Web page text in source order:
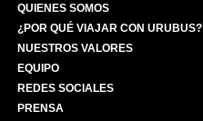
QUIENES SOMOS
¿POR QUÉ VIAJAR CON URUBUS?
NUESTROS VALORES
EQUIPO
REDES SOCIALES
PRENSA